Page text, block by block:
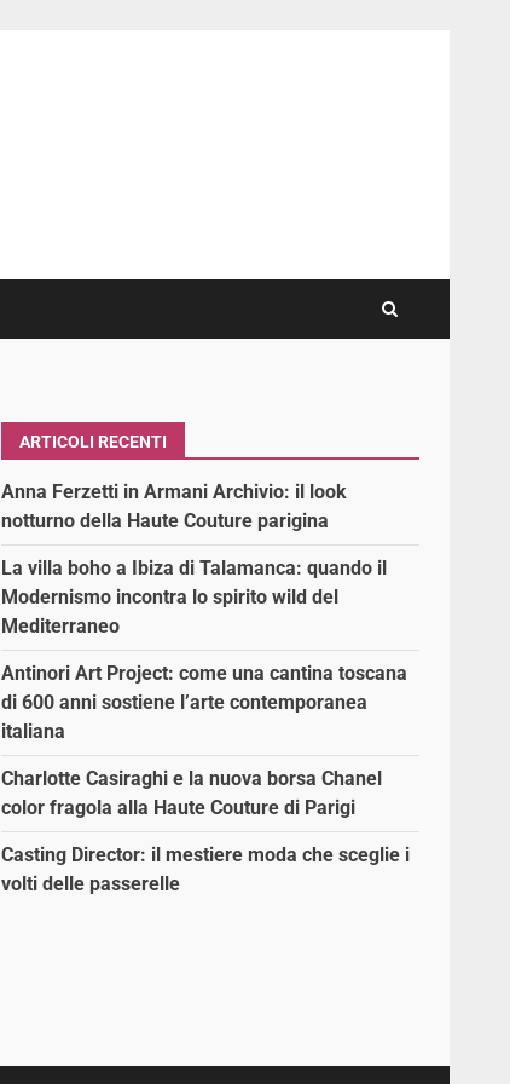
ARTICOLI RECENTI
Anna Ferzetti in Armani Archivio: il look
notturno della Haute Couture parigina
La villa boho a Ibiza di Talamanca: quando il
Modernismo incontra lo spirito wild del
Mediterraneo
Antinori Art Project: come una cantina toscana
di 600 anni sostiene l’arte contemporanea
italiana
Charlotte Casiraghi e la nuova borsa Chanel
color fragola alla Haute Couture di Parigi
Casting Director: il mestiere moda che sceglie i
volti delle passerelle